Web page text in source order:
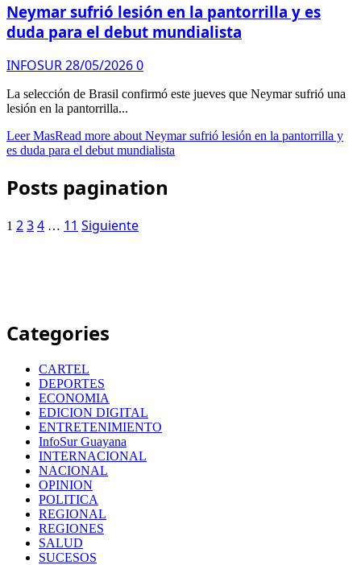
Neymar sufrió lesión en la pantorrilla y es
duda para el debut mundialista
INFOSUR28/05/20260
La selección de Brasil confirmó este jueves que Neymar sufrió una
lesión en la pantorrilla...
Leer MasRead more about Neymar sufrió lesión en la pantorrilla y
es duda para el debut mundialista
Posts pagination
1 234 … 11 Siguiente
Categories
CARTEL
DEPORTES
ECONOMIA
EDICION DIGITAL
ENTRETENIMIENTO
InfoSur Guayana
INTERNACIONAL
NACIONAL
OPINION
POLITICA
REGIONAL
REGIONES
SALUD
SUCESOS